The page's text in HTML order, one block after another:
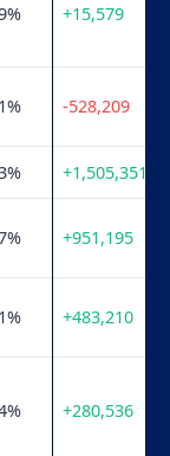
+15,579
-528,209
+1,505,351
+951,195
+483,210
+280,536